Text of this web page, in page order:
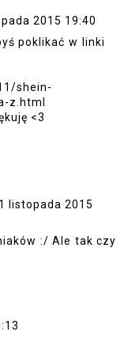
2015 19:40
poklikać w linki
shein-
z.html
<3
listopada 2015
:/ Ale tak czy